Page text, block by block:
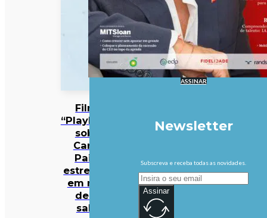
Filme
“Playback”
sobre
Carlos
Paião
estreia-se
em mais
de 50
salas
ASSINAR
Newsletter
Subscreva e receba todas as novidades.
Assinar